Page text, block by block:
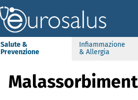
Salute &
Prevenzione
Infiammazione
& Allergia